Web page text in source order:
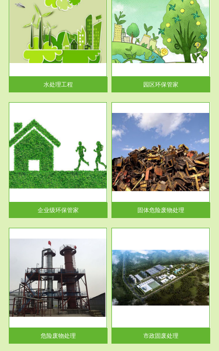
水处理工程
服务范围
园区环保管家
2016 年 4 月，环保部下发《关
于积极发挥环境保护作用促进供
给侧结...
园区环保管家
企业级环保管家
服务范围
固体危险废物处理
固体废物解释：固体废物是指人
们在生产建设、日常生活和其他
活动中...
固体危险废物处理
危险废物处理
服务范围
市政固废处理
蔚蓝生态环境科技所从事的市政
废物处理业务包括市政废物的处
理处...
市政固废处理